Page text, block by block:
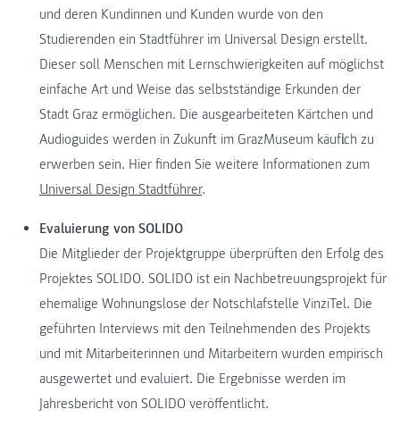
und deren Kundinnen und Kunden wurde von den
Studierenden ein Stadtführer im Universal Design erstellt.
Dieser soll Menschen mit Lernschwierigkeiten auf möglichst
einfache Art und Weise das selbstständige Erkunden der
Stadt Graz ermöglichen. Die ausgearbeiteten Kärtchen und
Audioguides werden in Zukunft im GrazMuseum käuflich zu
erwerben sein. Hier finden Sie weitere Informationen zum
Universal Design Stadtführer.
Evaluierung von SOLIDO
Die Mitglieder der Projektgruppe überprüften den Erfolg des
Projektes SOLIDO. SOLIDO ist ein Nachbetreuungsprojekt für
ehemalige Wohnungslose der Notschlafstelle VinziTel. Die
geführten Interviews mit den Teilnehmenden des Projekts
und mit Mitarbeiterinnen und Mitarbeitern wurden empirisch
ausgewertet und evaluiert. Die Ergebnisse werden im
Jahresbericht von SOLIDO veröffentlicht.